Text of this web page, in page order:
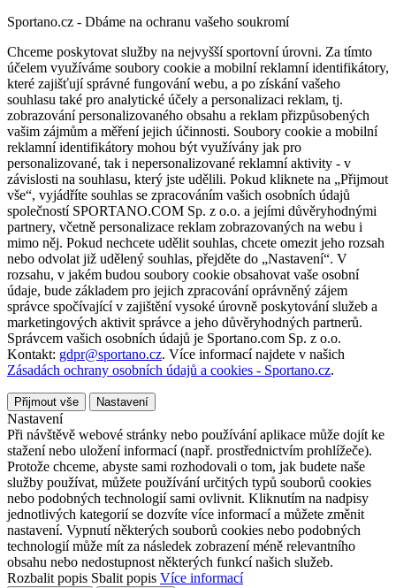
Sportano.cz - Dbáme na ochranu vašeho soukromí
Chceme poskytovat služby na nejvyšší sportovní úrovni. Za tímto
účelem využíváme soubory cookie a mobilní reklamní identifikátory,
které zajišťují správné fungování webu, a po získání vašeho
souhlasu také pro analytické účely a personalizaci reklam, tj.
zobrazování personalizovaného obsahu a reklam přizpůsobených
vašim zájmům a měření jejich účinnosti. Soubory cookie a mobilní
reklamní identifikátory mohou být využívány jak pro
personalizované, tak i nepersonalizované reklamní aktivity - v
závislosti na souhlasu, který jste udělili. Pokud kliknete na „Přijmout
vše“, vyjádříte souhlas se zpracováním vašich osobních údajů
společností SPORTANO.COM Sp. z o.o. a jejími důvěryhodnými
partnery, včetně personalizace reklam zobrazovaných na webu i
mimo něj. Pokud nechcete udělit souhlas, chcete omezit jeho rozsah
nebo odvolat již udělený souhlas, přejděte do „Nastavení“. V
rozsahu, v jakém budou soubory cookie obsahovat vaše osobní
údaje, bude základem pro jejich zpracování oprávněný zájem
správce spočívající v zajištění vysoké úrovně poskytování služeb a
marketingových aktivit správce a jeho důvěryhodných partnerů.
Správcem vašich osobních údajů je Sportano.com Sp. z o.o.
Kontakt: gdpr@sportano.cz. Více informací najdete v našich
Zásadách ochrany osobních údajů a cookies - Sportano.cz.
Přijmout vše Nastavení
Nastavení
Při návštěvě webové stránky nebo používání aplikace může dojít ke
stažení nebo uložení informací (např. prostřednictvím prohlížeče).
Protože chceme, abyste sami rozhodovali o tom, jak budete naše
služby používat, můžete používání určitých typů souborů cookies
nebo podobných technologií sami ovlivnit. Kliknutím na nadpisy
jednotlivých kategorií se dozvíte více informací a můžete změnit
nastavení. Vypnutí některých souborů cookies nebo podobných
technologií může mít za následek zobrazení méně relevantního
obsahu nebo nedostupnost některých funkcí našich služeb.
Rozbalit popis Sbalit popis Více informací